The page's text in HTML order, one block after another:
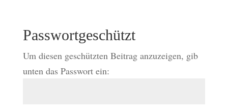
Passwortgeschützt
Um diesen geschützten Beitrag anzuzeigen, gib
unten das Passwort ein: